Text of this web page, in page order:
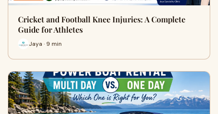
Cricket and Football Knee Injuries: A Complete
Guide for Athletes
Jaya · 9 min